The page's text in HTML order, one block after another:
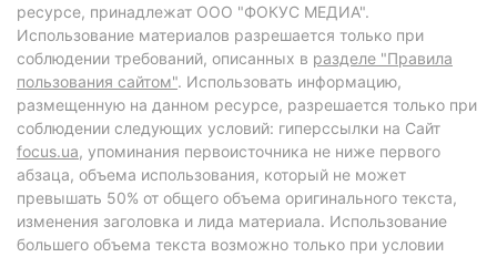
ресурсе, принадлежат ООО "ФОКУС МЕДИА".
Использование материалов разрешается только при
соблюдении требований, описанных в разделе "Правила
пользования сайтом". Использовать информацию,
размещенную на данном ресурсе, разрешается только при
соблюдении следующих условий: гиперссылки на Сайт
focus.ua, упоминания первоисточника не ниже первого
абзаца, объема использования, который не может
превышать 50% от общего объема оригинального текста,
изменения заголовка и лида материала. Использование
большего объема текста возможно только при условии